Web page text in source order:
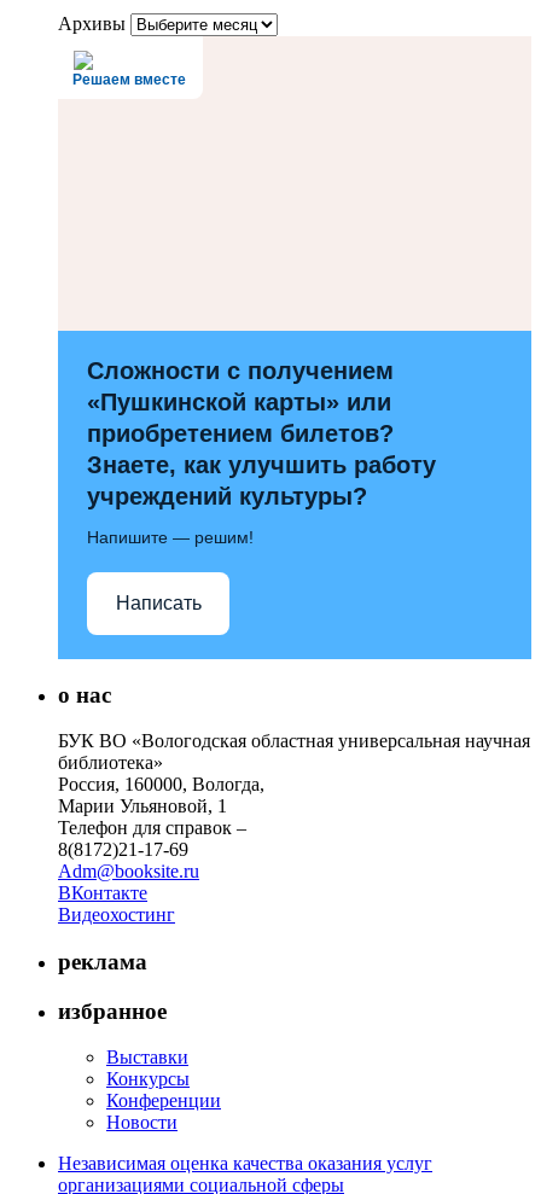
Архивы
Решаем вместе
Сложности с получением
«Пушкинской карты» или
приобретением билетов?
Знаете, как улучшить работу
учреждений культуры?
Напишите — решим!
Написать
о нас
БУК ВО «Вологодская областная универсальная научная
библиотека»
Россия, 160000, Вологда,
Марии Ульяновой, 1
Телефон для справок –
8(8172)21-17-69
Adm@booksite.ru
ВКонтакте
Видеохостинг
реклама
избранное
Выставки
Конкурсы
Конференции
Новости
Независимая оценка качества оказания услуг
организациями социальной сферы